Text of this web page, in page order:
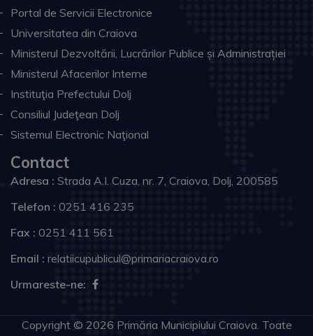
Portal de Servicii Electronice
Universitatea din Craiova
Ministerul Dezvoltării, Lucrărilor Publice și Administrației
Ministerul Afacerilor Interne
Instituţia Prefectului Dolj
Consiliul Judeţean Dolj
Sistemul Electronic Naţional
Contact
Adresa : Strada A.I. Cuza, nr. 7, Craiova, Dolj, 200585
Telefon : 0251 416 235
Fax : 0251 411 561
Email : relatiicupublicul@primariacraiova.ro
Urmareste-ne:
Copyright © 2026 Primăria Municipiului Craiova. Toate